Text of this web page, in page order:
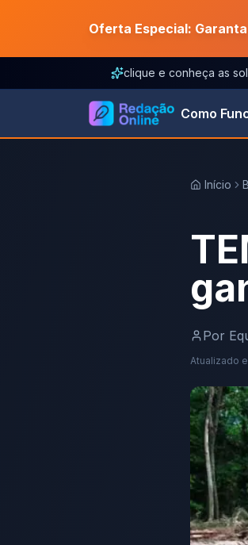
Oferta Especial:
clique e conheça as
Como
Início
Por
Atualizado